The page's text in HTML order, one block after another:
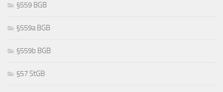
§559 BGB
§559a BGB
§559b BGB
§57 StGB